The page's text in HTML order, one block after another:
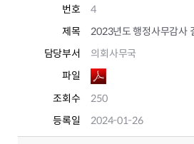
번호
4
제목
2023년도 행정사무감사
담당부서
의회사무국
파일
조회수
250
등록일
2024-01-26